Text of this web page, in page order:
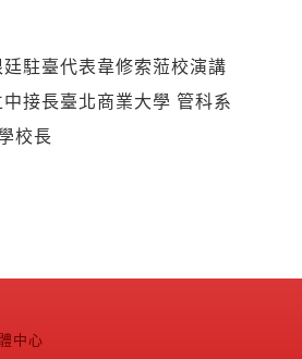
駐臺代表韋修索蒞校演講
接長臺北商業大學 管科系
校長
中心